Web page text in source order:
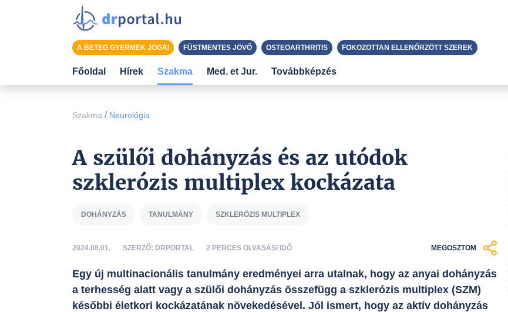
Szakma / Neurológia
A szülői dohányzás és az utódok
szklerózis multiplex kockázata
DOHÁNYZÁS TANULMÁNY SZKLERÓZIS MULTIPLEX
2024.08.01. SZERZŐ: DRPORTAL 2 PERCES OLVASÁSI IDŐ MEGOSZTOM
Egy új multinacionális tanulmány eredményei arra utalnak, hogy az anyai dohányzás
a terhesség alatt vagy a szülői dohányzás összefügg a szklerózis multiplex (SZM)
későbbi életkori kockázatának növekedésével. Jól ismert, hogy az aktív dohányzás
A BETEG GYERMEK JOGAI FÜSTMENTES JÖVŐ OSTEOARTHRITIS FOKOZOTTAN ELLENŐRZÖTT SZEREK
Főoldal Hírek Szakma Med. et Jur. Továbbképzés